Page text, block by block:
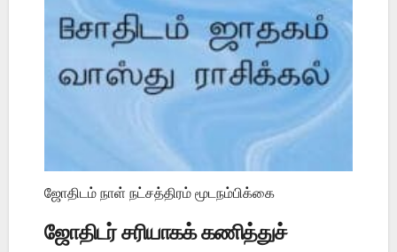
ஜோதிடம் நாள் நட்சத்திரம் மூடநம்பிக்கை
ஜோதிடர் சரியாகக் கணித்துச்